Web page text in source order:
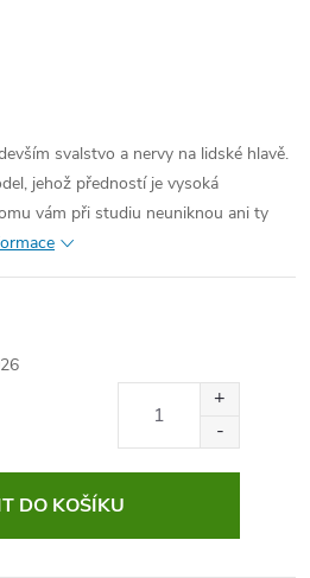
svalstvo a nervy na lidské hlavě.
jehož předností je vysoká
vám při studiu neuniknou ani ty
DO KOŠÍKU